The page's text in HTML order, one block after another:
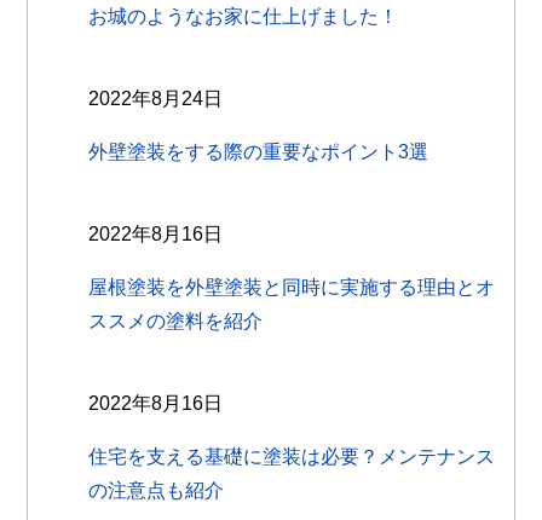
お城のようなお家に仕上げました！
2022年8月24日
外壁塗装をする際の重要なポイント3選
2022年8月16日
屋根塗装を外壁塗装と同時に実施する理由とオ
ススメの塗料を紹介
2022年8月16日
住宅を支える基礎に塗装は必要？メンテナンス
の注意点も紹介